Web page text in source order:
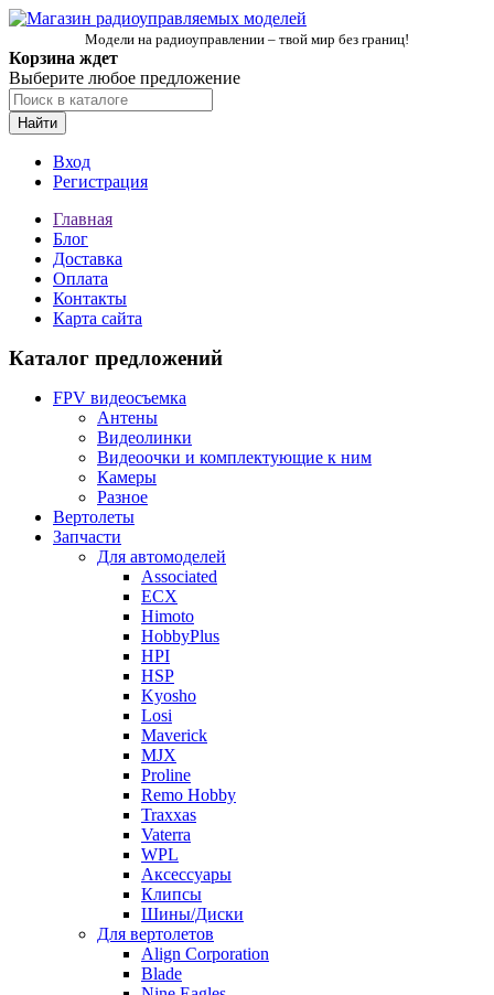
Модели на радиоуправлении – твой мир без границ!
Корзина ждет
Выберите любое предложение
Найти
Вход
Регистрация
Главная
Блог
Доставка
Оплата
Контакты
Карта сайта
Каталог предложений
FPV видеосъемка
Антены
Видеолинки
Видеоочки и комплектующие к ним
Камеры
Разное
Вертолеты
Запчасти
Для автомоделей
Associated
ECX
Himoto
HobbyPlus
HPI
HSP
Kyosho
Losi
Maverick
MJX
Proline
Remo Hobby
Traxxas
Vaterra
WPL
Аксессуары
Клипсы
Шины/Диски
Для вертолетов
Align Corporation
Blade